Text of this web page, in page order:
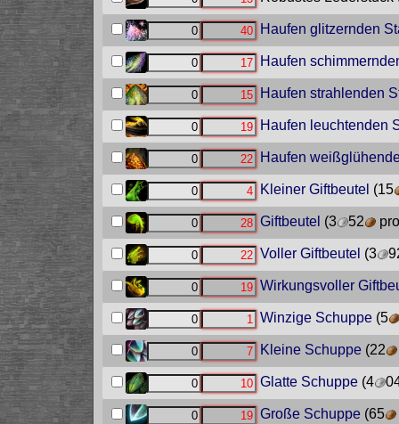
Haufen glitzernden
Haufen
Haufen strahlenden
Haufen leuchtenden
Haufen
Kleiner Giftbeutel (15
Giftbeutel (3 52
Voller Giftbeutel (3
Wirkungsvoller
Winzige Schuppe(5
Kleine Schuppe(22
Glatte Schuppe(4
Große Schuppe(65